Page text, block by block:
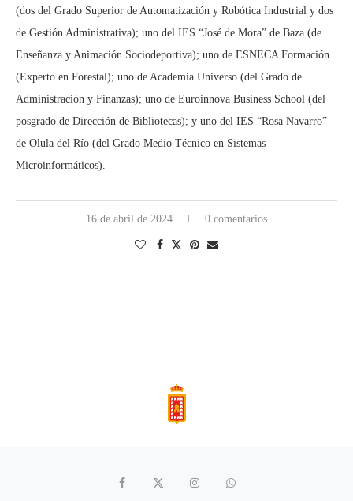
(dos del Grado Superior de Automatización y Robótica Industrial y dos
de Gestión Administrativa); uno del IES “José de Mora” de Baza (de
Enseñanza y Animación Sociodeportiva); uno de ESNECA Formación
(Experto en Forestal); uno de Academia Universo (del Grado de
Administración y Finanzas); uno de Euroinnova Business School (del
posgrado de Dirección de Bibliotecas); y uno del IES “Rosa Navarro”
de Olula del Río (del Grado Medio Técnico en Sistemas
Microinformáticos).
16 de abril de 2024 0 comentarios